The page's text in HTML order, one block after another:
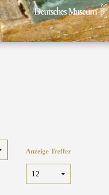
Anzeige Treffer